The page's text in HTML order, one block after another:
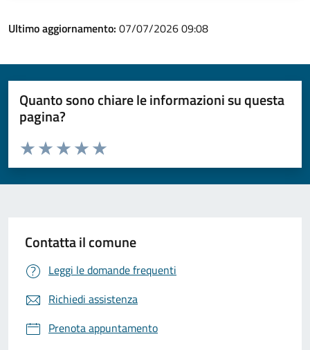
Ultimo aggiornamento: 07/07/2026 09:08
Quanto sono chiare le informazioni su questa
pagina?
Valuta da 1 a 5 stelle la pagina
Valuta 5 stelle su 5
Valuta 4 stelle su 5
Valuta 3 stelle su 5
Valuta 2 stelle su 5
Valuta 1 stelle su 5
Contatta il comune
Leggi le domande frequenti
Richiedi assistenza
Prenota appuntamento